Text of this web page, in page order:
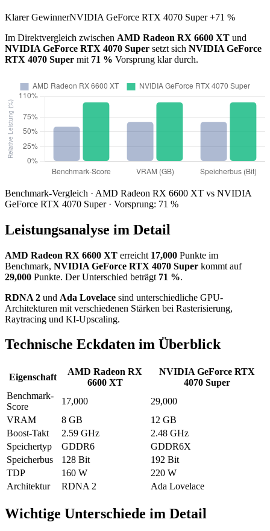
Klarer GewinnerNVIDIA GeForce RTX 4070 Super +71 %
Im Direktvergleich zwischen AMD Radeon RX 6600 XT und
NVIDIA GeForce RTX 4070 Super setzt sich NVIDIA GeForce
RTX 4070 Super mit 71 % Vorsprung klar durch.
Benchmark-Vergleich · AMD Radeon RX 6600 XT vs NVIDIA
GeForce RTX 4070 Super · Vorsprung: 71 %
Leistungsanalyse im Detail
AMD Radeon RX 6600 XT erreicht 17,000 Punkte im
Benchmark, NVIDIA GeForce RTX 4070 Super kommt auf
29,000 Punkte. Der Unterschied beträgt 71 %.
RDNA 2 und Ada Lovelace sind unterschiedliche GPU-
Architekturen mit verschiedenen Stärken bei Rasterisierung,
Raytracing und KI-Upscaling.
Technische Eckdaten im Überblick
Eigenschaft
AMD Radeon RX
6600 XT
NVIDIA GeForce RTX
4070 Super
Benchmark-
Score
17,000
29,000
VRAM
8 GB
12 GB
Boost-Takt
2.59 GHz
2.48 GHz
Speichertyp
GDDR6
GDDR6X
Speicherbus
128 Bit
192 Bit
TDP
160 W
220 W
Architektur
RDNA 2 Ada Lovelace
Wichtige Unterschiede im Detail